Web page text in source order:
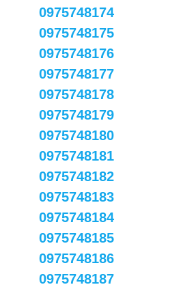
0975748174
0975748175
0975748176
0975748177
0975748178
0975748179
0975748180
0975748181
0975748182
0975748183
0975748184
0975748185
0975748186
0975748187